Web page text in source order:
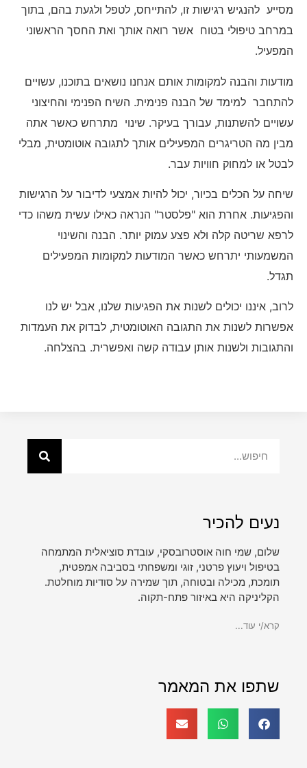
מסייע להנגיש רגישות זו, להתייחס, לטפל ולגעת בהם, בתוך
במרחב טיפולי בטוח אשר רואה אותך ואת החסך הראשוני
המפעיל.
מודעות והבנה למקומות אותם אנחנו נושאים בתוכנו, עשויים
להתחבר למימד של הבנה פנימית. השיח הפנימי והחיצוני
עשויים להשתנות, עבורך בעיקר. שינוי מתרחש כאשר אתה
מבין מה הטריגרים המפעילים אותך לתגובה אוטומטית, מבלי
לבטל או למחוק חוויות עבר.
שיחה על הכלים בכיור, יכול להיות אמצעי לדיבור על הרגישות
והפגיעות. אחרת הוא "פלסטר" הנראה כאילו עשית משהו כדי
לרפא שריטה קלה ולא פצע עמוק יותר. הבנה והשינוי
המשמעותי יתרחש כאשר המודעות למקומות המפעילים
תגדל.
לרוב, איננו יכולים לשנות את הפגיעות שלנו, אבל יש לנו
אפשרות לשנות את התגובה האוטומטית, לבדוק את העמדות
והתגובות ולשנות אותן עבודה קשה ואפשרית. בהצלחה.
נעים להכיר
שלום, שמי חוה אוסטרובסקי, עובדת סוציאלית המתמחה
בטיפול ויעוץ פרטני, זוגי ומשפחתי בסביבה אמפטית,
תומכת, מכילה ובטוחה, תוך שמירה על סודיות מוחלטת.
הקליניקה היא באיזור פתח-תקוה.
קרא/י עוד...
שתפו את המאמר